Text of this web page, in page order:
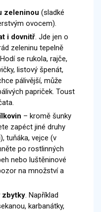
zeleninou (sladké
ovocem).
i dovnitř. Jde jen o
zeleninu tepelně
se rukola, rajče,
listový špenát,
pálivější, může
papriček. Toust
– kromě šunky
zapéct jiné druhy
tuňáka, vejce (v
po rostlinných
nebo luštěninové
na množství a
zbytky. Například
karbanátky,